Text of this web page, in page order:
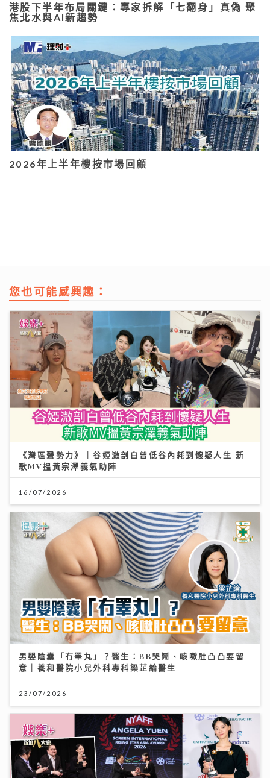
港股下半年布局關鍵：專家拆解「七翻身」真偽 聚
焦北水與AI新趨勢
2026年上半年樓按市場回顧
您也可能感興趣：
《灣區聲勢力》｜谷婭溦剖白曾低谷內耗到懷疑人生 新
歌MV搵黃宗澤義氣助陣
16/07/2026
男嬰陰囊「冇睪丸」？醫生：BB哭鬧、咳嗽肚凸凸要留
意｜養和醫院小兒外科專科梁芷綸醫生
23/07/2026